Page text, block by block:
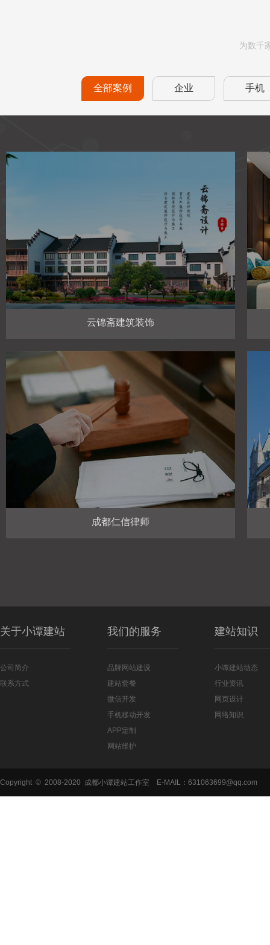
为数千
全部案例 企业 手机
云锦斋建筑装饰
装修行业网站开发
成都仁信律师
关于小谭建站
公司简介
联系方式
我们的服务
品牌网站建设
建站套餐
微信开发
手机移动开发
APP定制
网站维护
建站知识
小谭建站动态
行业资讯
网页设计
网络知识
Copyright © 2008-2020 成都小谭建站工作室 E-MAIL：631063699@qq.com